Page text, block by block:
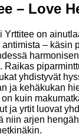
– Love
Yrttitee on
antimista – käsin
Raikas
yhdistyvät
ja kehäkukan
kuin
ja yrtit luovat
niin arjen